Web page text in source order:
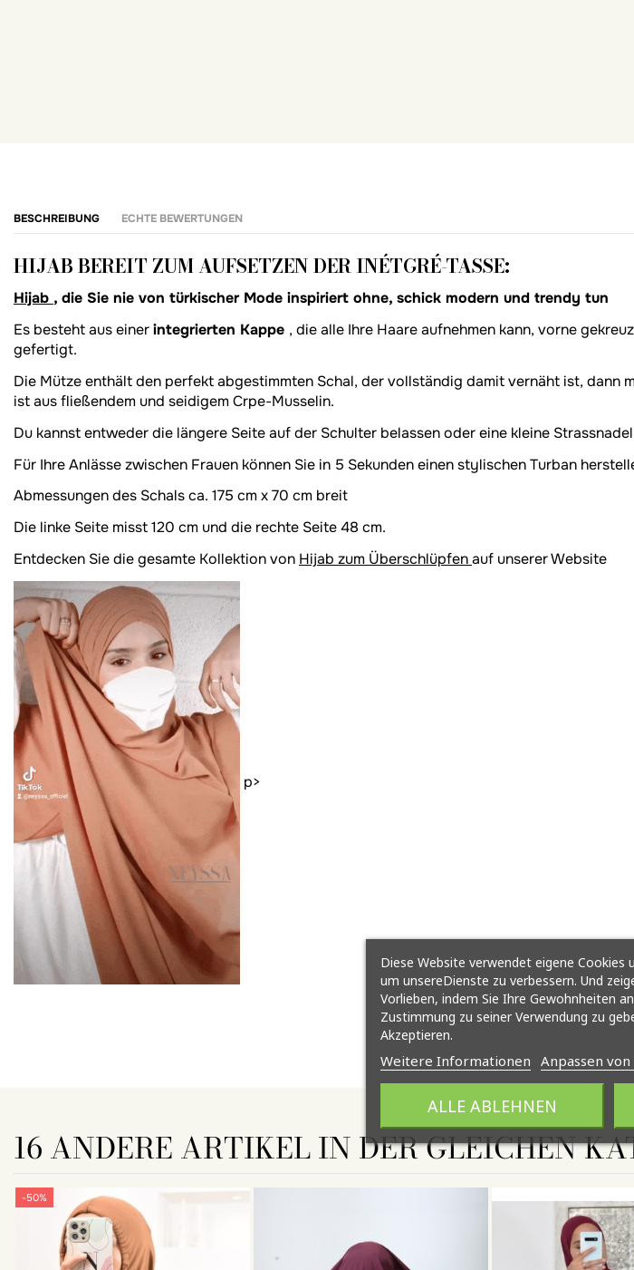
BESCHREIBUNG ECHTE BEWERTUNGEN
HIJAB BEREIT ZUM AUFSETZEN DER INÉTGRÉ-TASSE:
Hijab , die Sie nie von türkischer Mode inspiriert ohne, schick modern und trendy tun
Es besteht aus einerintegrierten Kappe , die alle Ihre Haare aufnehmen kann, vorne
gefertigt.
Die Mütze enthält den perfekt abgestimmten Schal, der vollständig damit vernäht ist, dann
ist aus fließendem und seidigem Crpe-Musselin.
Du kannst entweder die längere Seite auf der Schulter belassen oder eine kleine
Für Ihre Anlässe zwischen Frauen können Sie in 5 Sekunden einen stylischen Turban
Abmessungen des Schals ca. 175 cm x 70 cm breit
Die linke Seite misst 120 cm und die rechte Seite 48 cm.
Entdecken Sie die gesamte Kollektion von Hijab zum Überschlüpfenauf unserer Website
p>
16 ANDERE ARTIKEL IN DER GLEICHEN
-50%
Diese Website verwendet eigene
um unsereDienste zu verbessern. Und
Vorlieben, indem Sie Ihre Gewohnheiten
Zustimmung zu seiner Verwendung zu
Akzeptieren.
Weitere Informationen Anpassen von
ALLE ABLEHNEN